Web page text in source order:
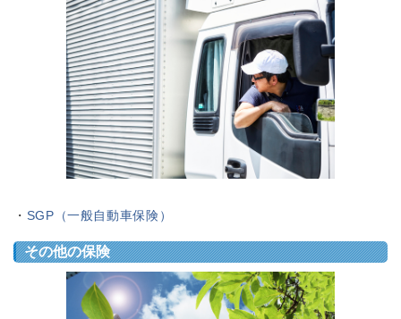
・ SGP（一般自動車保険）
その他の保険